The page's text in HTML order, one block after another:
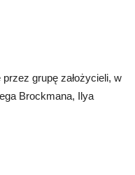
grupę założycieli, w
Brockmana, Ilya